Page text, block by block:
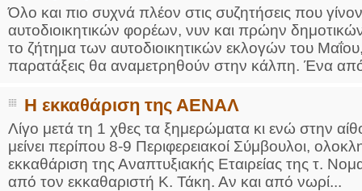
Όλο και πιο συχνά πλέον στις συζητήσεις που
αυτοδιοικητικών φορέων, νυν και πρώην
το ζήτημα των αυτοδιοικητικών εκλογών του
παρατάξεις θα αναμετρηθούν στην κάλπη. Ένα
Η εκκαθάριση της ΑΕΝΑΛ
Λίγο μετά τη 1 χθες τα ξημερώματα κι ενώ στην
μείνει περίπου 8-9 Περιφερειακοί Σύμβουλοι,
εκκαθάριση της Αναπτυξιακής Εταιρείας της τ.
από τον εκκαθαριστή Κ. Τάκη. Αν και από νωρί...